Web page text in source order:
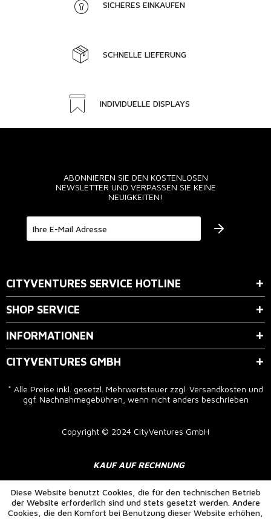
SICHERES EINKAUFEN
SCHNELLE LIEFERUNG
INDIVIDUELLE DISPLAYS
ABONNIEREN SIE DEN KOSTENLOSEN
NEWSLETTER UND VERPASSEN SIE KEINE
NEUIGKEITEN!
CITYVENTURES SERVICE HOTLINE
SHOP SERVICE
INFORMATIONEN
CITYVENTURES GMBH
* Alle Preise inkl. gesetzl. Mehrwertsteuer zzgl. Versandkosten und
ggf. Nachnahmegebühren, wenn nicht anders beschrieben
Copyright © 2024 CityVentures GmbH
KAUF AUF RECHNUNG
Diese Website benutzt Cookies, die für den technischen Betrieb
der Website erforderlich sind und stets gesetzt werden. Andere
Cookies, die den Komfort bei Benutzung dieser Website erhöhen,